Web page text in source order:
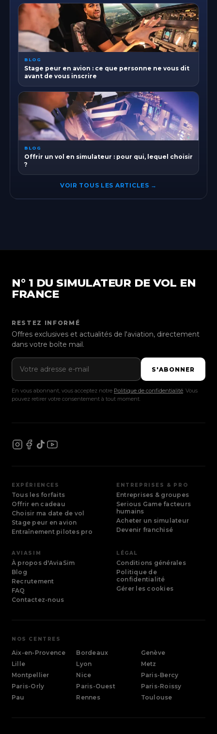
Provence-Alpes-Côte d'Azur
Paris-Bercy
Île-de-France
Paris-Orly
Île-de-France
Paris-Ouest
Île-de-France
Paris-Roissy
Île-de-France
Pau
Nouvelle-Aquitaine
BLOG
Stage peur en avion : ce que personne ne vous dit
avant de vous inscrire
BLOG
Offrir un vol en simulateur : pour qui, lequel choisir
?
VOIR TOUS LES ARTICLES →
N° 1 DU SIMULATEUR DE VOL EN
FRANCE
RESTEZ INFORMÉ
Offres exclusives et actualités de l'aviation, directement
dans votre boîte mail.
Adresse e-mail
S'ABONNER
En vous abonnant, vous acceptez notre Politique de confidentialité. Vous
pouvez retirer votre consentement à tout moment.
EXPÉRIENCES
Tous les forfaits
Offrir en cadeau
Choisir ma date de vol
Stage peur en avion
Entraînement pilotes pro
ENTREPRISES & PRO
Entreprises & groupes
Serious Game facteurs
humains
Acheter un simulateur
Devenir franchisé
AVIASIM
À propos d'AviaSim
Blog
Recrutement
FAQ
Contactez-nous
LÉGAL
Conditions générales
Politique de
confidentialité
Gérer les cookies
NOS CENTRES
Aix-en-Provence Bordeaux
Genève
Lille
Lyon
Metz
Montpellier
Nice
Paris-Bercy
Paris-Orly
Paris-Ouest
Paris-Roissy
Pau
Rennes Toulouse